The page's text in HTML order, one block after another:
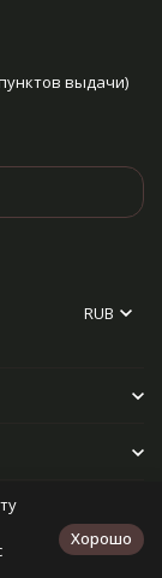
выдачи)
RUB
Хорошо